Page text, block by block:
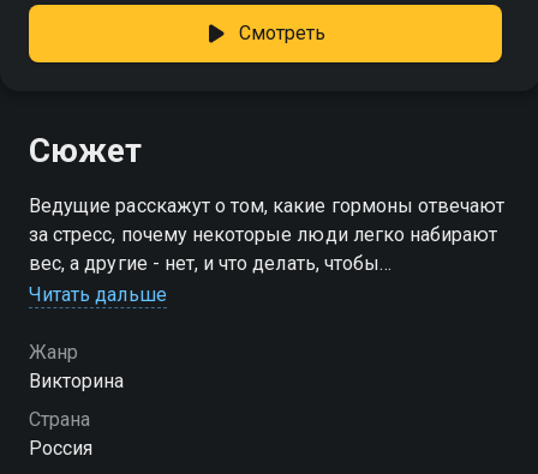
Смотреть
Сюжет
Ведущие расскажут о том, какие гормоны отвечают
за стресс, почему некоторые люди легко набирают
вес, а другие - нет, и что делать, чтобы
поддерживать гормональный баланс
Читать дальше
Жанр
Викторина
Страна
Россия